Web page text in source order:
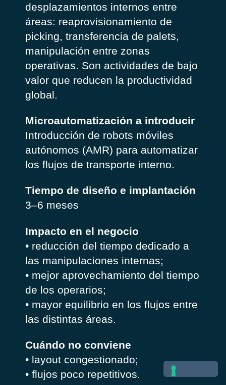
desplazamientos internos entre
áreas: reaprovisionamiento de
picking, transferencia de palets,
manipulación entre zonas
operativas. Son actividades de bajo
valor que reducen la productividad
global.
Microautomatización a introducir
Introducción de robots móviles
autónomos (AMR) para automatizar
los flujos de transporte interno.
Tiempo de diseño e implantación
3–6 meses
Impacto en el negocio
• reducción del tiempo dedicado a
las manipulaciones internas;
• mejor aprovechamiento del tiempo
de los operarios;
• mayor equilibrio en los flujos entre
las distintas áreas.
Cuándo no conviene
• layout congestionado;
• flujos poco repetitivos.